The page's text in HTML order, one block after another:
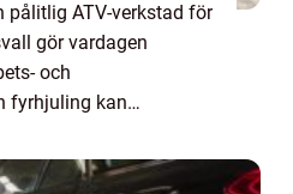
pålitlig ATV-verkstad för
gör vardagen
och
fyrhjuling kan